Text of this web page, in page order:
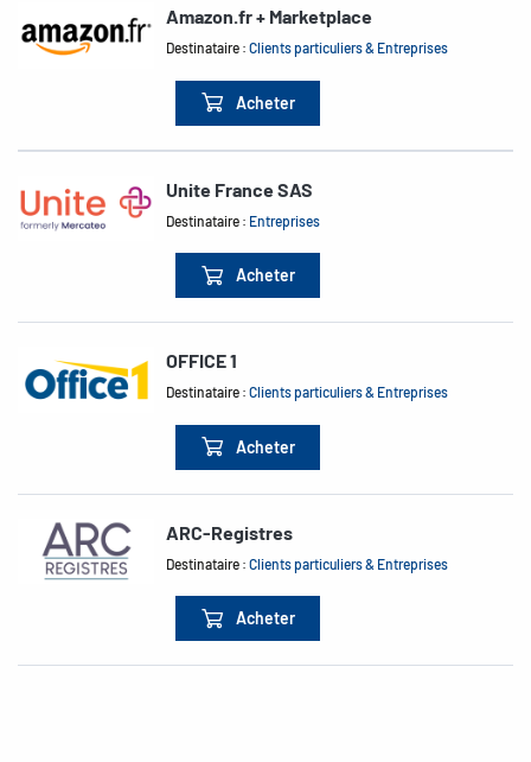
Amazon.fr + Marketplace
Destinataire :Clients particuliers & Entreprises
Acheter
Unite France SAS
Destinataire : Entreprises
Acheter
OFFICE 1
Destinataire :Clients particuliers & Entreprises
Acheter
ARC-Registres
Destinataire :Clients particuliers & Entreprises
Acheter